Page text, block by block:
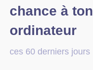
chance à ton
ordinateur
ces 60 derniers jours